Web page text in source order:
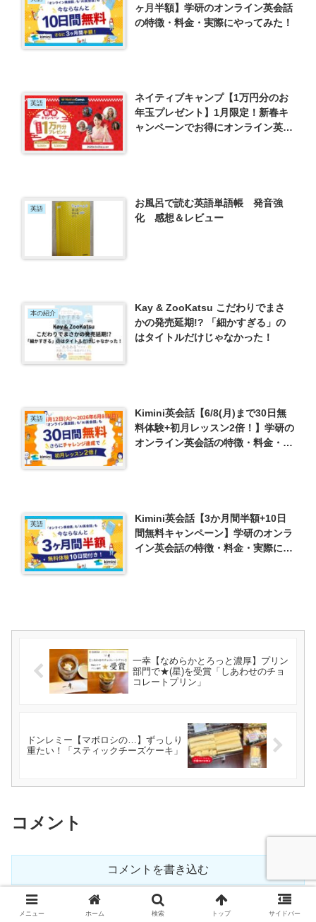
ヶ月半額】学研のオンライン英会話
の特徴・料金・実際にやってみた！
英語
ネイティブキャンプ【1万円分のお
年玉プレゼント】1月限定！新春キ
ャンペーンでお得にオンライン英会
英語
お風呂で読む英語単語帳 発音強
化 感想＆レビュー
本の紹介
Kay & ZooKatsu こだわりでまさ
かの発売延期!? 「細かすぎる」の
はタイトルだけじゃなかった！
英語
Kimini英会話【6/8(月)まで30日無
料体験+初月レッスン2倍！】学研の
オンライン英会話の特徴・料金・実
英語
Kimini英会話【3か月間半額+10日
間無料キャンペーン】学研のオンラ
イン英会話の特徴・料金・実際にや
一幸【なめらかとろっと濃厚】プリン
部門で★(星)を受賞「しあわせのチョ
コレートプリン」
ドンレミー【マボロシの…】ずっしり
重たい！「スティックチーズケーキ」
コメント
コメントを書き込む
ホーム 英語
メニュー ホーム 検索 トップ サイドバー